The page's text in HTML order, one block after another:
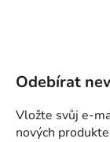
Odebírat
Vložte svůj e-
nových